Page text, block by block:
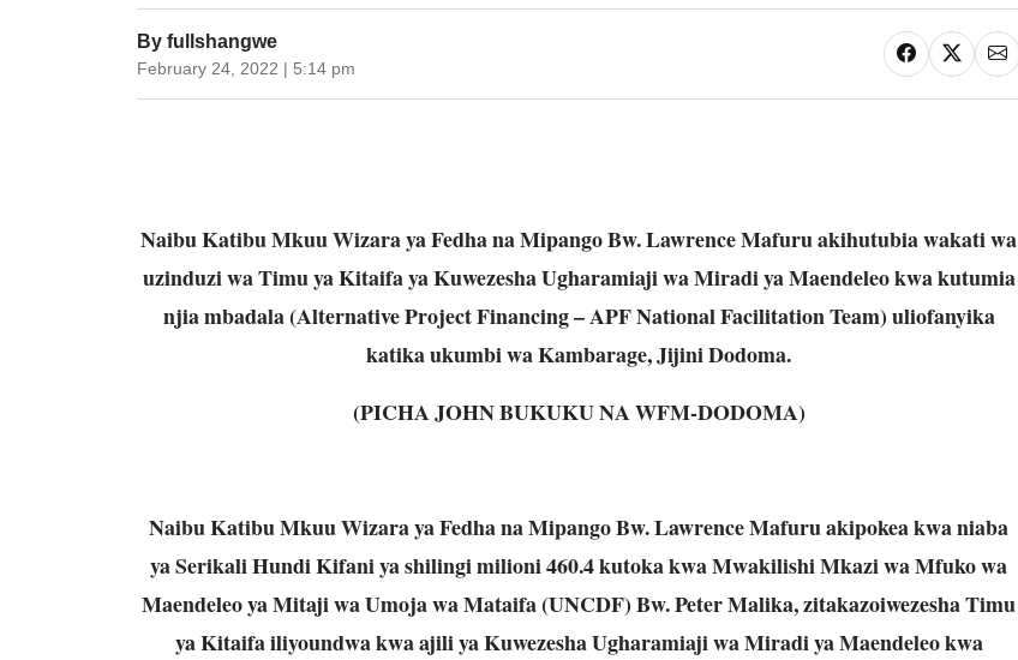
By fullshangwe
February 24, 2022 | 5:14 pm
Naibu Katibu Mkuu Wizara ya Fedha na Mipango Bw. Lawrence Mafuru akihutubia wakati wa
uzinduzi waTimu ya Kitaifa ya Kuwezesha Ugharamiaji wa Miradi ya Maendeleo kwa kutumia
njia mbadala(Alternative Project Financing – APF National Facilitation Team) uliofanyika
katika ukumbi wa Kambarage,Jijini Dodoma.
(PICHA JOHN BUKUKU NA WFM-DODOMA)
Naibu Katibu Mkuu Wizara ya Fedha na Mipango Bw. Lawrence Mafuru akipokea kwa niaba
ya Serikali Hundi Kifani ya shilingi milioni 460.4 kutoka kwa Mwakilishi Mkazi wa Mfuko wa
Maendeleo ya Mitaji wa Umoja wa Mataifa (UNCDF) Bw. Peter Malika, zitakazoiwezesha Timu
ya Kitaifa iliyoundwa kwa ajili ya Kuwezesha Ugharamiaji wa Miradi ya Maendeleo kwa